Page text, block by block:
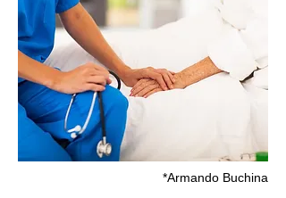
‌‌*Armando‌ ‌Buchina‌